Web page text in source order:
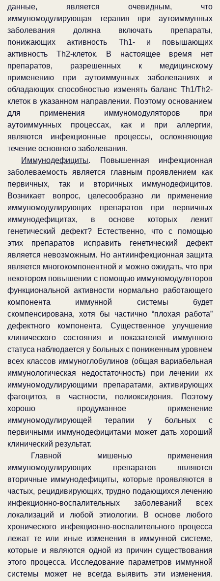
данные, является очевидным, что
иммуномодулирующая терапия при аутоиммунных
заболевания должна включать препараты,
понижающих активность Th1- и повышающих
активность Th2-клеток. В настоящее время нет
препаратов, разрешенных к медицинскому
применению при аутоиммунных заболеваниях и
обладающих способностью изменять баланс Th1/Th2-
клеток в указанном направлении. Поэтому основанием
для применения иммуномодуляторов при
аутоиммунных процессах, как и при аллергии,
являются инфекционные процессы, осложняющие
течение основного заболевания.
Иммунодефициты. Повышенная инфекционная
заболеваемость является главным проявлением как
первичных, так и вторичных иммунодефицитов.
Возникает вопрос, целесообразно ли применение
иммуномодулирующих препаратов при первичных
иммунодефицитах, в основе которых лежит
генетический дефект? Естественно, что с помощью
этих препаратов исправить генетический дефект
является невозможным. Но антиинфекционная защита
является многокомпонентной и можно ожидать, что при
некотором повышении с помощью иммуномодуляторов
функциональной активности нормально работающего
компонента иммунной системы будет
скомпенсирована, хотя бы частично “плохая работа”
дефектного компонента. Существенное улучшение
клинического состояния и показателей иммунного
статуса наблюдается у больных с пониженным уровнем
всех классов иммуноглобулинов (общая вариабельная
иммунологическая недостаточность) при лечении их
иммуномодулирующими препаратами, активирующих
фагоцитоз, в частности, полиоксидония. Поэтому
хорошо продуманное применение
иммуномодулирующей терапии у больных с
первичными иммунодефицитами может дать хороший
клинический результат.
Главной мишенью применения
иммуномодулирующих препаратов являются
вторичные иммунодефициты, которые проявляются в
частых, рецидивирующих, трудно подающихся лечению
инфекционно-воспалительных заболеваний всех
локализаций и любой этиологии. В основе любого
хронического инфекционно-воспалительного процесса
лежат те или иные изменения в иммунной системе,
которые и являются одной из причин существования
этого процесса. Исследование параметров иммунной
системы может не всегда выявить эти изменения.